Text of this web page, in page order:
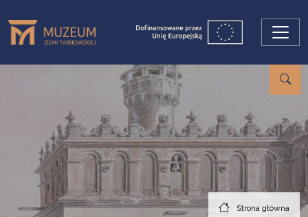
Strona główna